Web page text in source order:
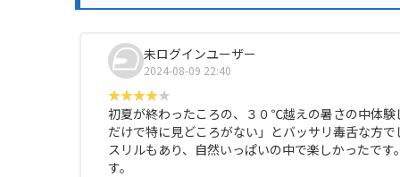
未ログインユーザー
2024-08-09 22:40
初夏が終わったころの、３０℃越えの暑さの中体
だけで特に見どころがない」とバッサリ毒舌な方
スリルもあり、自然いっぱいの中で楽しかったで
す。